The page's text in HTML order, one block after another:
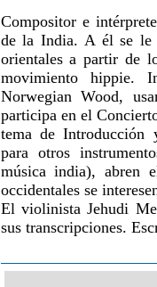
Compositor e
de la India. A él se le
orientales a partir de
movimiento hippie.
Norwegian Wood,
participa en el
tema de Introducción
para otros
música india), abren
occidentales se
El violinista Jehudi
sus transcripciones.